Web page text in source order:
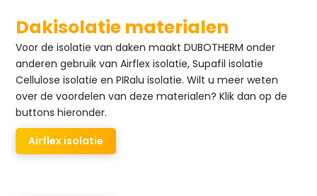
Dakisolatie materialen
Voor de isolatie van daken maakt DUBOTHERM onder
anderen gebruik van Airflex isolatie, Supafil isolatie
Cellulose isolatie en PIRalu isolatie. Wilt u meer weten
over de voordelen van deze materialen? Klik dan op de
buttons hieronder.
Airflex isolatie